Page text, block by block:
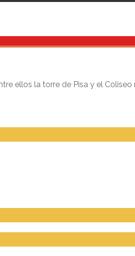
ellos la torre de Pisa y el